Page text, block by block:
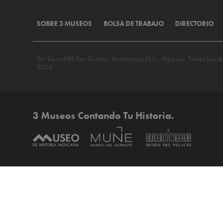
SOBRE 3 MUSEOS BOLSA DE TRABAJO DIRECTORIO
3 Museos Contando Tu Historia.